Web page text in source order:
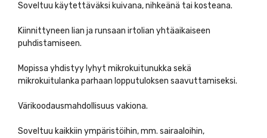
Soveltuu käytettäväksi kuivana, nihkeänä tai kosteana.
Kiinnittyneen lian ja runsaan irtolian yhtäaikaiseen
puhdistamiseen.
Mopissa yhdistyy lyhyt mikrokuitunukka sekä
mikrokuitulanka parhaan lopputuloksen saavuttamiseksi.
Värikoodausmahdollisuus vakiona.
Soveltuu kaikkiin ympäristöihin, mm. sairaaloihin,